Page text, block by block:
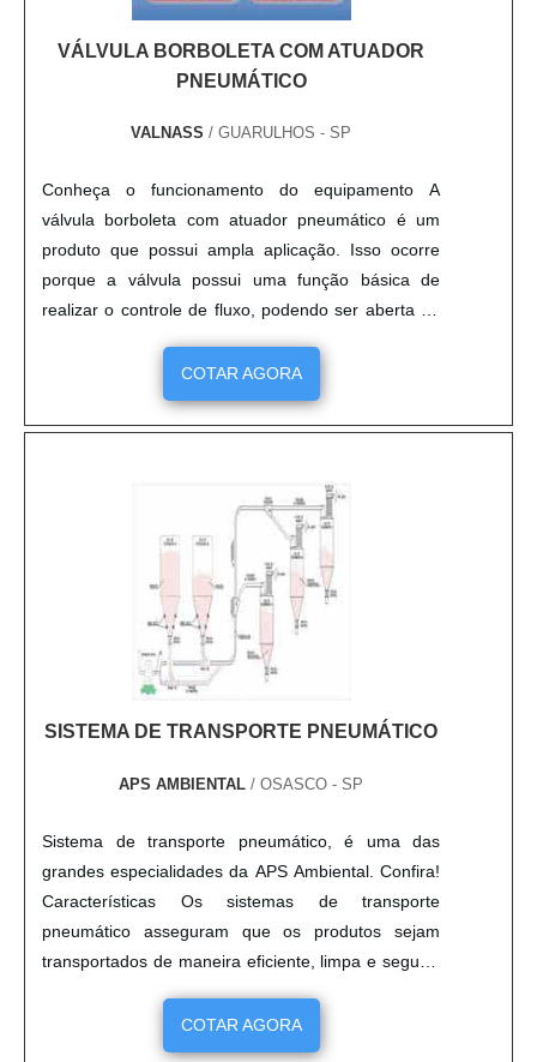
VÁLVULA BORBOLETA COM ATUADOR
PNEUMÁTICO
VALNASS / GUARULHOS - SP
Conheça o funcionamento do equipamento A
válvula borboleta com atuador pneumático é um
produto que possui ampla aplicação. Isso ocorre
porque a válvula possui uma função básica de
realizar o controle de fluxo, podendo ser aberta ou
fechada. Enquanto isso, o atuador possui função de
converter a energia fluida em uma energia
mecânica. Com a união dos dois, a válvula
borboleta atuador pneumático se torna automático,
COTAR AGORA
SISTEMA DE TRANSPORTE PNEUMÁTICO
APS AMBIENTAL / OSASCO - SP
Sistema de transporte pneumático, é uma das
grandes especialidades da APS Ambiental. Confira!
Características Os sistemas de transporte
pneumático asseguram que os produtos sejam
transportados de maneira eficiente, limpa e segura,
por serem linhas fechadas e estanques. A utilização
do equipamento proporciona uma série de
vantagens, tais como: - Aumento da produtividade
COTAR AGORA